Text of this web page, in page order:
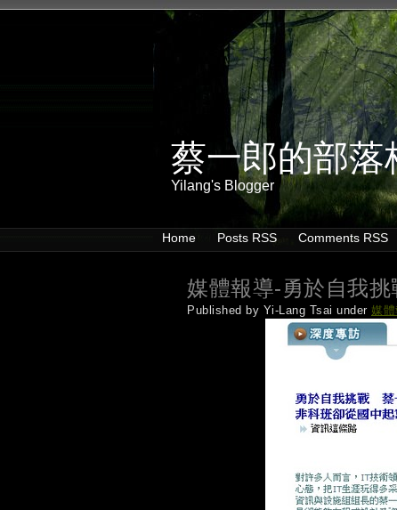
蔡一郎的部落
Yilang's Blogger
Home Posts RSS Comments RSS
媒體報導-勇於自我挑
Published by Yi-Lang Tsai under 媒